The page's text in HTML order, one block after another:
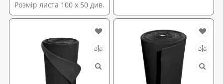
Розмір листа 100 х 50 див.